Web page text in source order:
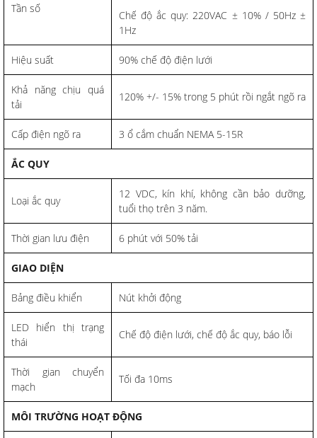
Tần số
Chế độ ắc quy: 220VAC ± 10% / 50Hz ±
1Hz
Hiệu suất 90% chế độ điện lưới
Khả năng chịu quá
tải
120% +/- 15% trong 5 phút rồi ngắt ngõ ra
Cấp điện ngõ ra 3 ổ cắm chuẩn NEMA 5-15R
ẮC QUY
Loại ắc quy
12 VDC, kín khí, không cần bảo dưỡng,
tuổi thọ trên 3 năm.
Thời gian lưu điện 6 phút với 50% tải
GIAO DIỆN
Bảng điều khiển Nút khởi động
LED hiển thị trạng
thái
Chế độ điện lưới, chế độ ắc quy, báo lỗi
Thời gian chuyển
mạch
Tối đa 10ms
MÔI TRƯỜNG HOẠT ĐỘNG